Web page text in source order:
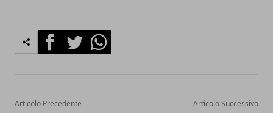
FacebookTwitterWhatsapp
Articolo Precedente Articolo Successivo